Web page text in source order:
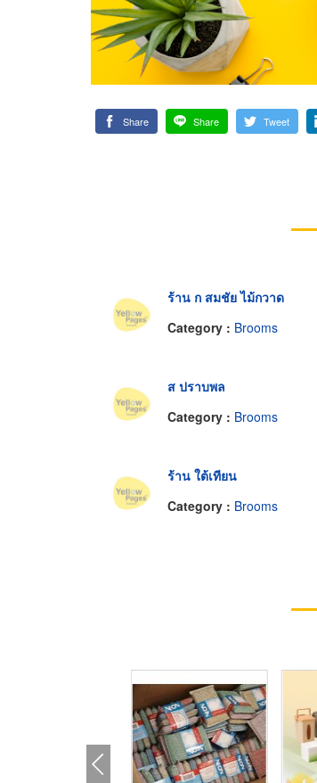
Share Share Tweet
ร้าน ก สมชัย ไม้กวาด
Category : Brooms
ส ปราบพล
Category : Brooms
ร้าน ใต้เทียน
Category : Brooms